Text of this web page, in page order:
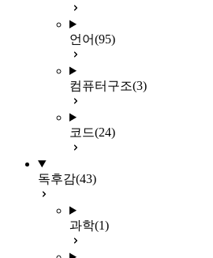
언어(95)
컴퓨터구조(3)
코드(24)
독후감(43)
과학(1)